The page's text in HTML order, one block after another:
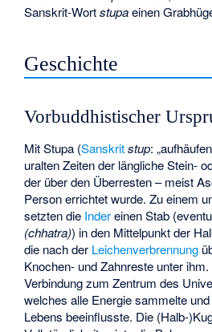
Sanskrit-Wortstupaeinen
Geschichte
Vorbuddhistischer
Mit Stupa (Sanskrit stup:
uralten Zeiten der längliche Stein-
der über den Überresten – meist
Person errichtet wurde. Zu einem
setzten die Indereinen Stab
(chhatra)) in den Mittelpunkt der
die nach der Leichenverbrennung
Knochen- und Zahnreste unter
Verbindung zum Zentrum des
welches alle Energie sammelte
Lebens beeinflusste. Die (Halb-